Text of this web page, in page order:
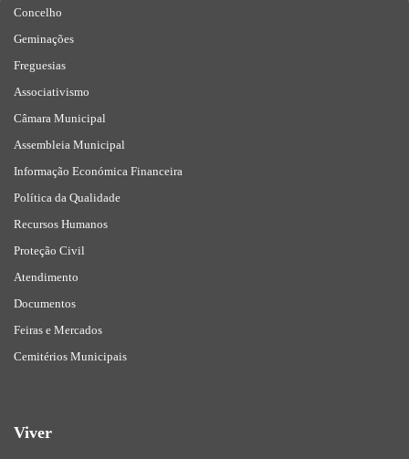
Concelho
Geminações
Freguesias
Associativismo
Câmara Municipal
Assembleia Municipal
Informação Económica Financeira
Política da Qualidade
Recursos Humanos
Proteção Civil
Atendimento
Documentos
Feiras e Mercados
Cemitérios Municipais
Viver